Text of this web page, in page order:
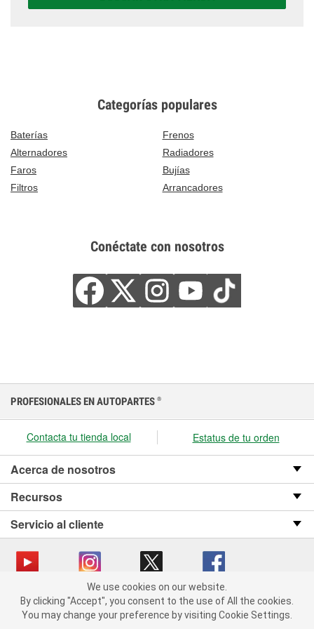
Categorías populares
Baterías
Frenos
Alternadores
Radiadores
Faros
Bujías
Filtros
Arrancadores
Conéctate con nosotros
We use cookies on our website. By clicking "Accept", you consent
to the use of All the cookies.
You may change your preference by visiting Cookie Settings.
PROFESIONALES EN AUTOPARTES ®
Contacta tu tienda local Estatus de tu orden
Acerca de nosotros
Recursos
Servicio al cliente
Copyright © 2008-2026 O’Reilly Auto Parts v OST_3.2.0.0.729 (3) cv1361
catalog_main
We use cookies on our website.
By clicking "Accept", you consent to the use of All the cookies.
You may change your preference by visiting Cookie Settings.